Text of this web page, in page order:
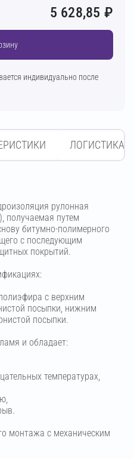
5 628,85 ₽
индивидуально после
ЛОГИСТИКА
рулонная
путем
битумно-полимерного
с последующим
покрытий.
с верхним
посыпки, нижним
посыпки.
и обладает:
температурах,
монтажа с механическим